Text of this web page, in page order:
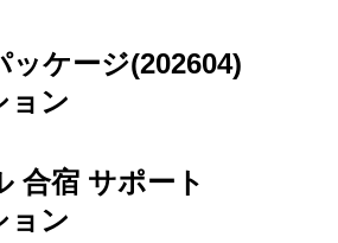
ッケージ(202604)
ョン
合宿 サポート
ョン